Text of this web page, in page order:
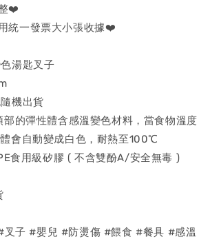
❤️
統一發票大小張收據❤️
湯匙叉子
機出貨
部的彈性體含感溫變色材料，當食物溫度
會自動變成白色，耐熱至100℃
食用級矽膠 ( 不含雙酚A/安全無毒 )
子 #嬰兒 #防燙傷 #餵食 #餐具 #感溫